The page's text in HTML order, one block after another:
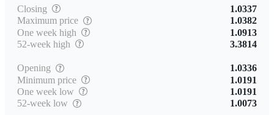
Closing
1.0337
Maximum price
1.0382
One week high
1.0913
52-week high 3.3814
Opening
1.0336
Minimum price
1.0191
One week low
1.0191
52-week low 1.0073